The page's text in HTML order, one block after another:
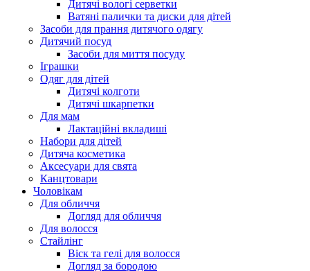
Дитячі вологі серветки
Ватяні палички та диски для дітей
Засоби для прання дитячого одягу
Дитячий посуд
Засоби для миття посуду
Іграшки
Одяг для дітей
Дитячі колготи
Дитячі шкарпетки
Для мам
Лактаційні вкладиші
Набори для дітей
Дитяча косметика
Аксесуари для свята
Канцтовари
Чоловікам
Для обличчя
Догляд для обличчя
Для волосся
Стайлінг
Віск та гелі для волосся
Догляд за бородою